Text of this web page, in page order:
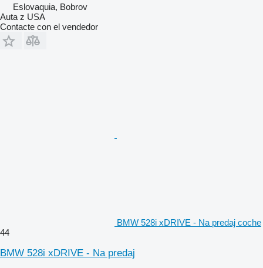
Eslovaquia, Bobrov
Auta z USA
Contacte con el vendedor
BMW 528i xDRIVE - Na predaj coche
44
BMW 528i xDRIVE - Na predaj